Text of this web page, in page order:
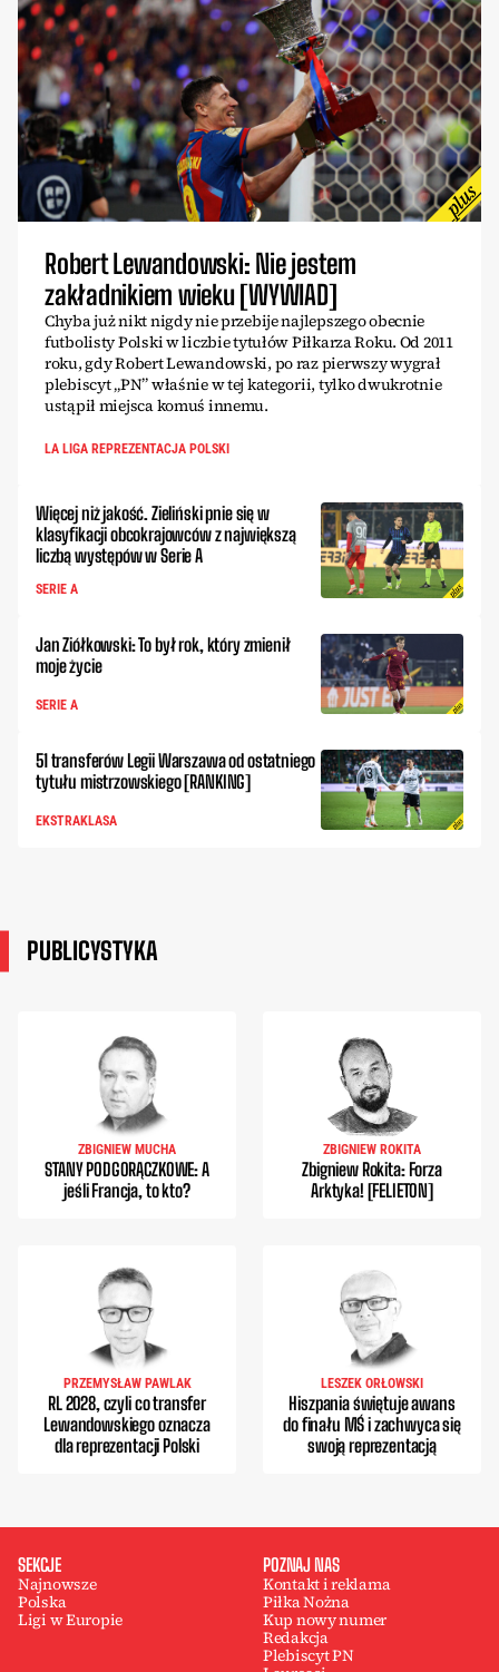
Robert Lewandowski: Nie jestem
zakładnikiem wieku [WYWIAD]
Chyba już nikt nigdy nie przebije najlepszego obecnie
futbolisty Polski w liczbie tytułów Piłkarza Roku. Od 2011
roku, gdy Robert Lewandowski, po raz pierwszy wygrał
plebiscyt „PN” właśnie w tej kategorii, tylko dwukrotnie
ustąpił miejsca komuś innemu.
LA LIGA REPREZENTACJA POLSKI
Więcej niż jakość. Zieliński pnie się w
klasyfikacji obcokrajowców z największą
liczbą występów w Serie A
SERIE A
Jan Ziółkowski: To był rok, który zmienił
moje życie
SERIE A
51 transferów Legii Warszawa od ostatniego
tytułu mistrzowskiego [RANKING]
EKSTRAKLASA
PUBLICYSTYKA
ZBIGNIEW MUCHA
STANY PODGORĄCZKOWE: A
jeśli Francja, to kto?
ZBIGNIEW ROKITA
Zbigniew Rokita: Forza
Arktyka! [FELIETON]
PRZEMYSŁAW PAWLAK
RL 2028, czyli co transfer
Lewandowskiego oznacza
dla reprezentacji Polski
LESZEK ORŁOWSKI
Hiszpania świętuje awans
do finału MŚ i zachwyca się
swoją reprezentacją
SEKCJE
Najnowsze
Polska
Ligi w Europie
POZNAJ NAS
Kontakt i reklama
Piłka Nożna
Kup nowy numer
Redakcja
Plebiscyt PN